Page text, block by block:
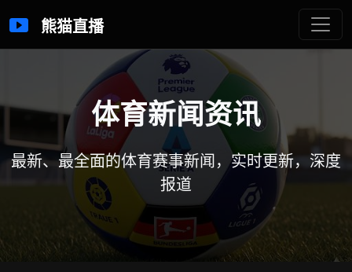
熊猫直播
体育新闻资讯
最新、最全面的体育赛事新闻，实时更新，深度
报道